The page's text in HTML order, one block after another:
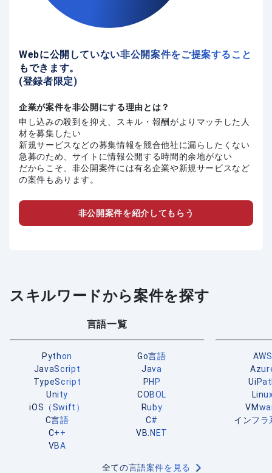
Webに公開していない非公開案件をご提案すること
もできます。
(登録者限定)
企業が案件を非公開にする理由とは？
申し込みの殺到を抑え、スキル・報酬がよりマッチした人
材を募集したい
新規サービスなどの募集情報を競合他社に漏らしたくない
急募のため、サイトに情報公開する時間的余地がない
だからこそ、非公開案件には有名企業や新規サービスなど
の案件もあります。
非公開案件を紹介してもらう
スキルワードから案件を探す
言語一覧
Python
Go言語
JavaScript
Java
TypeScript
PHP
Unity
COBOL
iOS（Swift）
Ruby
C言語
C#
C++
VB.NET
VBA
全ての言語案件を見る
AWS
インフラ